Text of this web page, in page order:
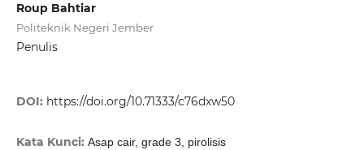
Roup Bahtiar
Politeknik Negeri Jember
Penulis
DOI: https://doi.org/10.71333/c76dxw50
Kata Kunci: Asap cair, grade 3, pirolisis